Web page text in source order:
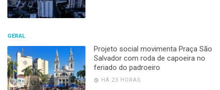
GERAL
Projeto social movimenta Praça São
Salvador com roda de capoeira no
feriado do padroeiro
HÁ 23 HORAS